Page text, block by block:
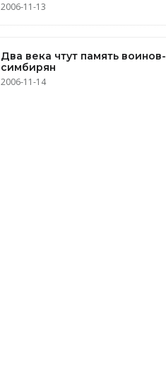
2006-11-13
Два века чтут память воинов-
симбирян
2006-11-14